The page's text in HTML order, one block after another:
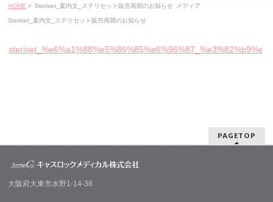
HOME » Steriset_案内文_ステリセット販売再開のお知らせ メディア
Steriset_案内文_ステリセット販売再開のお知らせ
PAGETOP
大阪府大東市水野1-14-38